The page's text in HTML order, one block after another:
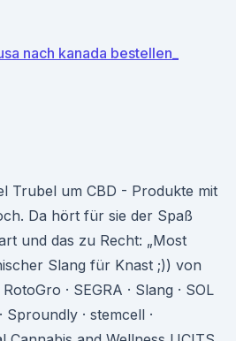
nach kanada bestellen_
Trubel um CBD - Produkte mit
Da hört für sie der Spaß
und das zu Recht: „Most
Slang für Knast ;)) von
· SEGRA · Slang · SOL
Sproundly · stemcell ·